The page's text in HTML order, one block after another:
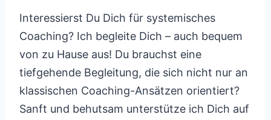
Interessierst Du Dich für systemisches
Coaching? Ich begleite Dich – auch bequem
von zu Hause aus! Du brauchst eine
tiefgehende Begleitung, die sich nicht nur an
klassischen Coaching-Ansätzen orientiert?
Sanft und behutsam unterstütze ich Dich auf